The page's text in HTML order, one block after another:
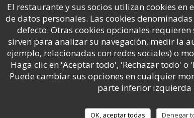
El restaurante y sus socios utilizan cookies
de datos personales. Las cookies
defecto. Otras cookies opcionales
sirven para analizar su navegación, medir la
ejemplo, relacionadas con redes sociales) o
Haga clic en 'Aceptar todo', 'Rechazar todo'
Puede cambiar sus opciones en cualquier
parte inferior izquierda
OK, aceptar todas Denegar
bodeinL
2026-08-07 - 19:00 - Invitados 4
Restaurant très agréable convivial le personnel très
moment quand je vais la ba